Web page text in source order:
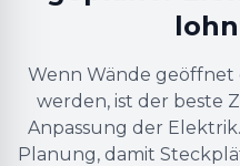
Wenn Wände
werden, ist der beste
Anpassung der
Planung, damit